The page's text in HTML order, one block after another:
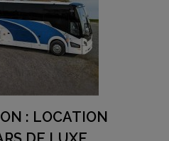
: LOCATION